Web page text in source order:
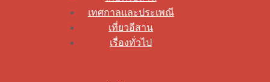
เทศกาลและประเพณี
เที่ยวอีสาน
เรื่องทั่วไป